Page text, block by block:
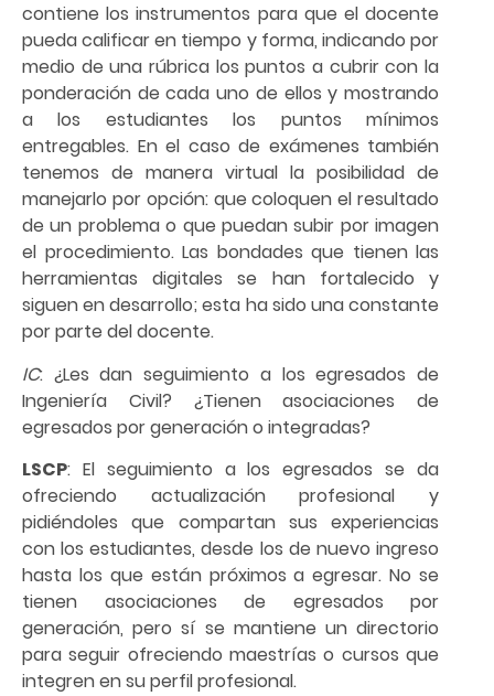
contiene los instrumentos para que el docente
pueda calificar en tiempo y forma, indicando por
medio de una rúbrica los puntos a cubrir con la
ponderación de cada uno de ellos y mostrando
a los estudiantes los puntos mínimos
entregables. En el caso de exámenes también
tenemos de manera virtual la posibilidad de
manejarlo por opción: que coloquen el resultado
de un problema o que puedan subir por imagen
el procedimiento. Las bondades que tienen las
herramientas digitales se han fortalecido y
siguen en desarrollo; esta ha sido una constante
por parte del docente.
IC: ¿Les dan seguimiento a los egresados de
Ingeniería Civil? ¿Tienen asociaciones de
egresados por generación o integradas?
LSCP: El seguimiento a los egresados se da
ofreciendo actualización profesional y
pidiéndoles que compartan sus experiencias
con los estudiantes, desde los de nuevo ingreso
hasta los que están próximos a egresar. No se
tienen asociaciones de egresados por
generación, pero sí se mantiene un directorio
para seguir ofreciendo maestrías o cursos que
integren en su perfil profesional.